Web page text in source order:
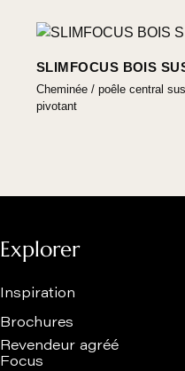
SLIMFOCUS BOIS
Cheminée / poêle central
pivotant
Explorer
Inspiration
Brochures
Revendeur agréé
Focus